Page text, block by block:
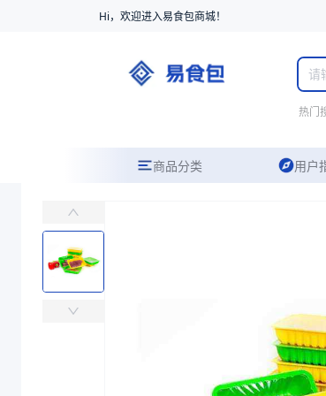
Hi，欢迎进入易食包商城！
热门
商品分类 用户
易食包（EPAK）专注于PP气调托盒261740包装，提供详
￥0.5612
商品参数
商品分类